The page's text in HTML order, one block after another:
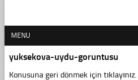
MENU
yuksekova-uydu-goruntusu
Konusuna geri dönmek için tıklayınız.